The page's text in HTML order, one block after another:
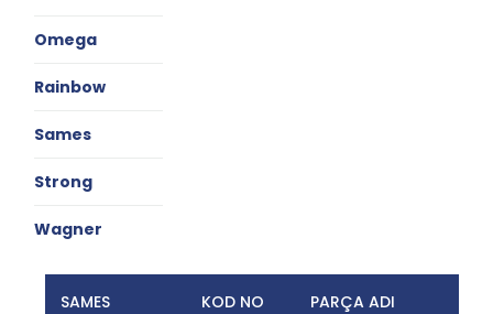
Omega
Rainbow
Sames
Strong
Wagner
SAMES KOD NO PARÇA ADI